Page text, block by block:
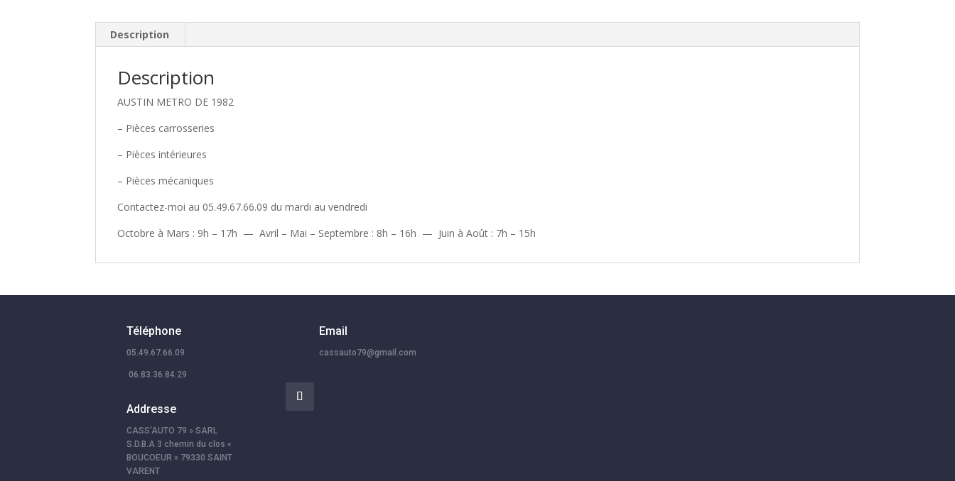
Description
Description
AUSTIN METRO DE 1982
– Pièces carrosseries
– Pièces intérieures
– Pièces mécaniques
Contactez-moi au 05.49.67.66.09 du mardi au vendredi
Octobre à Mars : 9h – 17h — Avril – Mai – Septembre : 8h – 16h — Juin à Août : 7h – 15h
Téléphone
05.49.67.66.09
06.83.36.84.29
Addresse
CASS’AUTO 79 » SARL
S.D.B.A 3 chemin du clos «
BOUCOEUR » 79330 SAINT
VARENT
Email
cassauto79@gmail.com